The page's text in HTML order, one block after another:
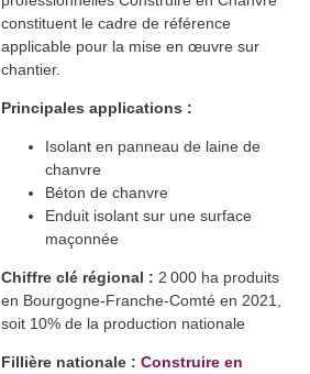
constituent le cadre de référence
applicable pour la mise en œuvre sur
chantier.​
Principales applications :
Isolant en panneau de laine de
chanvre
Béton de chanvre
Enduit isolant sur une surface
maçonnée
Chiffre clé régional : 2 000 ha produits
en Bourgogne-Franche-Comté en 2021,
soit 10% de la production nationale
Fillière nationale : Construire en